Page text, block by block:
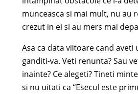
munceasca si mai mult, nu au
crezut in ei si au mers mai
Asa ca data viitoare cand aveti
ganditi-va. Veti renunta? Sau
inainte? Ce alegeti? Tineti
si nu uitati ca “Esecul este